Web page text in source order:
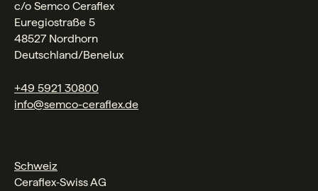
c/o Semco Ceraflex
Euregiostraße 5
48527 Nordhorn
Deutschland/Benelux
+49 5921 30800
info@semco-ceraflex.de
Schweiz
Ceraflex‑Swiss AG